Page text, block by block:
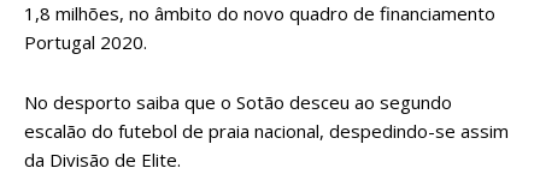
1,8 milhões, no âmbito do novo quadro de financiamento
Portugal 2020.
No desporto saiba que o Sotão desceu ao segundo
escalão do futebol de praia nacional, despedindo-se assim
da Divisão de Elite.